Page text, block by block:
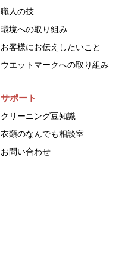
職人の技
環境への取り組み
お客様にお伝えしたいこと
ウエットマークへの取り組み
サポート
クリーニング豆知識
衣類のなんでも相談室
お問い合わせ